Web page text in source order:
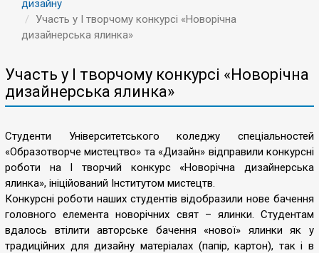
дизайну
Участь у І творчому конкурсі «Новорічна
дизайнерська ялинка»
Участь у І творчому конкурсі «Новорічна
дизайнерська ялинка»
Cтуденти Університетського коледжу спеціальностей
«Образотворче мистецтво» та «Дизайн» відправили конкурсні
роботи на І творчий конкурс «Новорічна дизайнерська
ялинка», ініційований Інститутом мистецтв.
Конкурсні роботи наших студентів відобразили нове бачення
головного елемента новорічних свят – ялинки. Студентам
вдалось втілити авторське бачення «нової» ялинки як у
традиційних для дизайну матеріалах (папір, картон), так і в